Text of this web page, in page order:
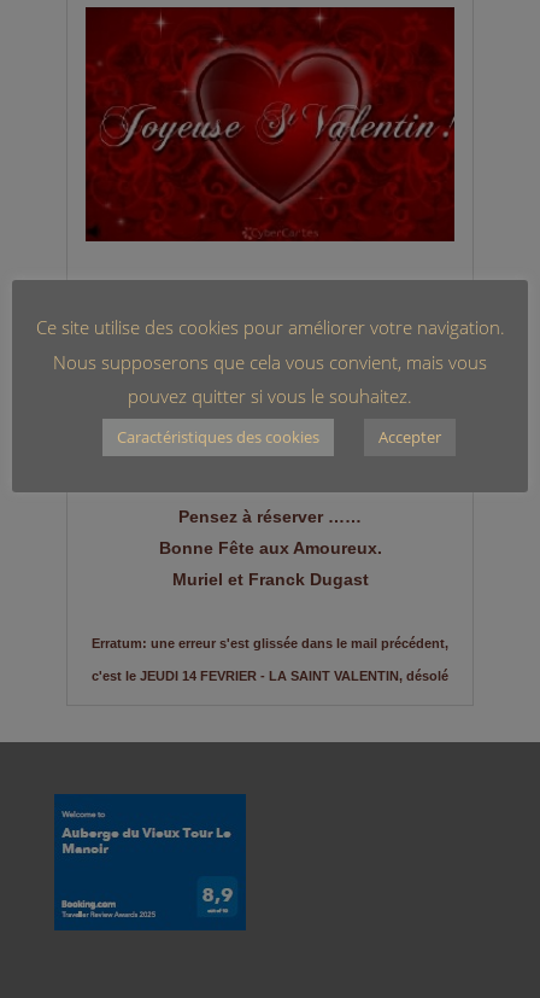
Ce site utilise des cookies pour améliorer votre navigation.
Nous supposerons que cela vous convient, mais vous
pouvez quitter si vous le souhaitez.
Caractéristiques des cookies Accepter